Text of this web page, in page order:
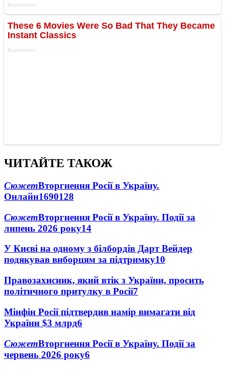
ЧИТАЙТЕ ТАКОЖ
СюжетВторгнення Росії в Україну.
Онлайн1690128
СюжетВторгнення Росії в Україну. Події за
липень 2026 року14
У Києві на одному з білбордів Дарт Вейдер
подякував виборцям за підтримку10
Правозахисник, який втік з України, просить
політичного притулку в Росії7
Мінфін Росії підтвердив намір вимагати від
України $3 млрд6
СюжетВторгнення Росії в Україну. Події за
червень 2026 року6